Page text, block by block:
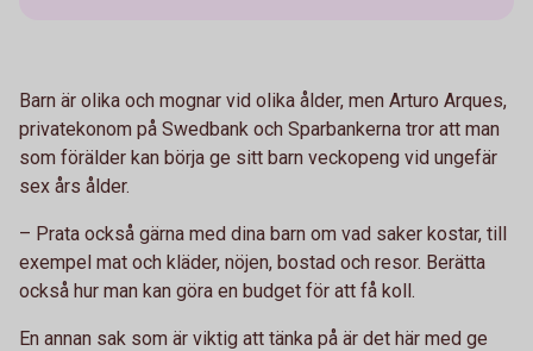
Barn är olika och mognar vid olika ålder, men Arturo Arques,
privatekonom på Swedbank och Sparbankerna tror att man
som förälder kan börja ge sitt barn veckopeng vid ungefär
sex års ålder.
– Prata också gärna med dina barn om vad saker kostar, till
exempel mat och kläder, nöjen, bostad och resor. Berätta
också hur man kan göra en budget för att få koll.
En annan sak som är viktig att tänka på är det här med ge